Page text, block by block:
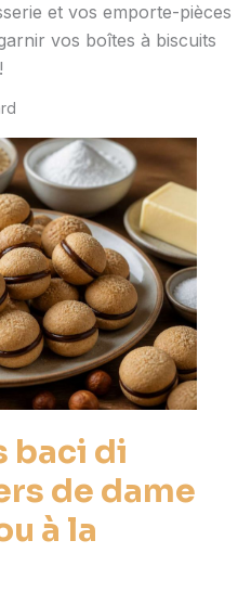
et vos emporte-pièces
vos boîtes à biscuits
baci di
de dame
à la